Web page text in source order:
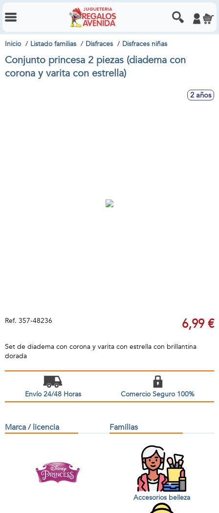
Inicio Listado familias Disfraces Disfraces niñas
Conjunto princesa 2 piezas (diadema con
corona y varita con estrella)
2 años
Ref. 357-48236 6,99 €
Set de diadema con corona y varita con estrella con brillantina
dorada
Envío 24/48 Horas Comercio Seguro 100%
Marca / licencia Familias
Accesorios belleza